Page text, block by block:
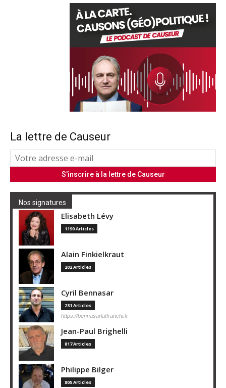
La lettre de Causeur
Nos signatures
Elisabeth Lévy
1190 Articles
Alain Finkielkraut
202 Articles
Cyril Bennasar
231 Articles
https://bennasarlaffranchi.fr
Jean-Paul Brighelli
817 Articles
Philippe Bilger
805 Articles